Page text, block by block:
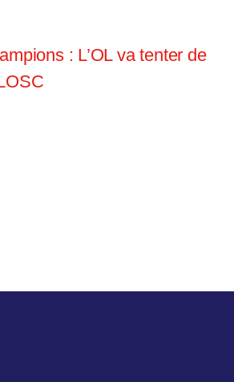
: L’OL va tenter de